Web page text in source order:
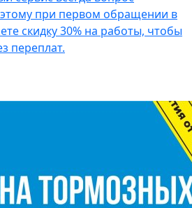
при первом обращении в
скидку 30% на работы, чтобы
переплат.